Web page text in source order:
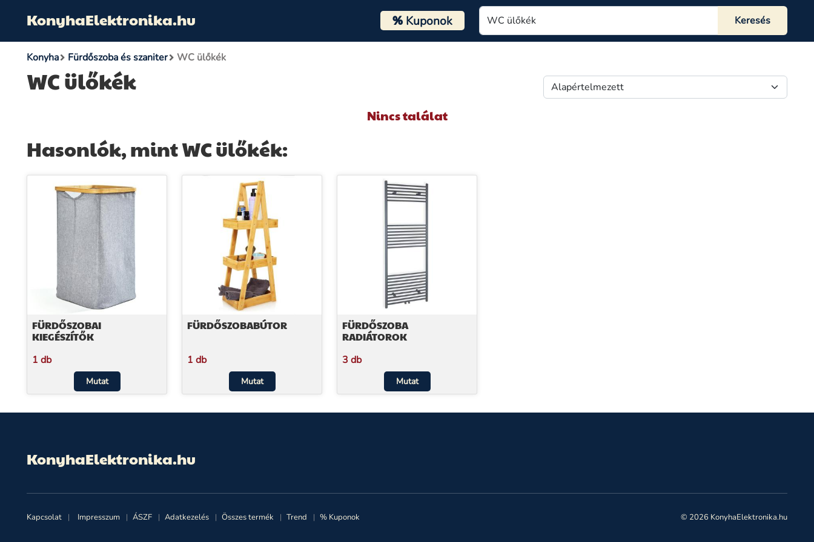
KonyhaElektronika.hu %Kuponok
Konyha Fürdőszoba és szaniter WC ülőkék
WC ülőkék
Nincs találat
Hasonlók, mint WC ülőkék:
FÜRDŐSZOBAI
KIEGÉSZÍTŐK
1 db
Mutat
FÜRDŐSZOBABÚTOR
1 db
Mutat
FÜRDŐSZOBA
RADIÁTOROK
3 db
Mutat
KonyhaElektronika.hu
Kapcsolat Impresszum ÁSZF Adatkezelés Összes termék Trend % Kuponok © 2026 KonyhaElektronika.hu